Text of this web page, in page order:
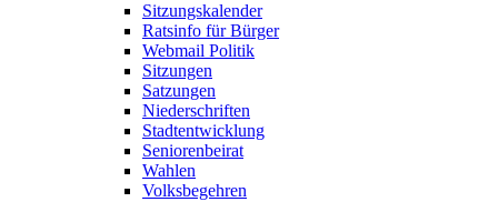
Sitzungskalender
Ratsinfo für Bürger
Webmail Politik
Sitzungen
Satzungen
Niederschriften
Stadtentwicklung
Seniorenbeirat
Wahlen
Volksbegehren